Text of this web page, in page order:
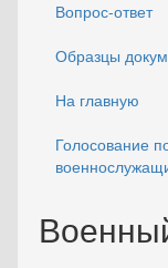
Вопрос-ответ
Образцы
На главную
Голосование